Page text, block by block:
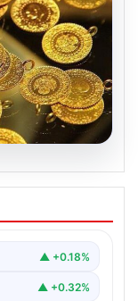
Altın
▲ +0.18%
▲ +0.32%